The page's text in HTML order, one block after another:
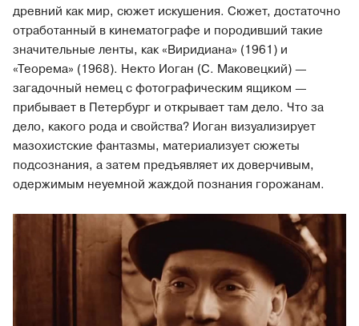
древний как мир, сюжет искушения. Сюжет, достаточно
отработанный в кинематографе и породивший такие
значительные ленты, как «Виридиана» (1961) и
«Теорема» (1968). Некто Иоган (С. Маковецкий) —
загадочный немец с фотографическим ящиком —
прибывает в Петербург и открывает там дело. Что за
дело, какого рода и свойства? Иоган визуализирует
мазохистские фантазмы, материализует сюжеты
подсознания, а затем предъявляет их доверчивым,
одержимым неуемной жаждой познания горожанам.